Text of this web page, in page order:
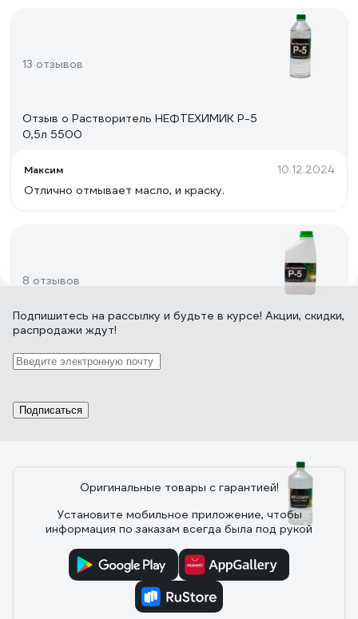
13 отзывов
Отзыв о Растворитель НЕФТЕХИМИК Р-5
0,5л 5500
Максим 10.12.2024
Отлично отмывает масло, и краску.
8 отзывов
Отзыв о Растворитель НЕФТЕХИМИК Р-5
1л 51000
Покупаю не в первый раз. Краску разбавлять, краску и
масло оттирать (в этот раз взял тару побольше)
23 отзыва
Отзыв о Уайт-спирит НЕФТЕХИМИК 0,5л
Подпишитесь на рассылку и будьте в курсе! Акции, скидки,
распродажи ждут!
Подписаться
Оригинальные товары с гарантией!
Установите мобильное приложение, чтобы
информация по заказам всегда была под рукой